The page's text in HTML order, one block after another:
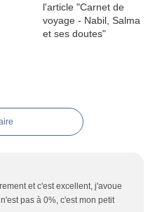
et c'est excellent, j'avoue
pas à 0%, c'est mon petit